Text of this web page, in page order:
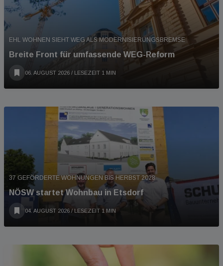
EHL WOHNEN SIEHT WEG ALS MODERNISIERUNGSBREMSE
Breite Front für umfassende WEG-Reform
06. AUGUST 2026 / LESEZEIT 1 MIN
37 GEFÖRDERTE WOHNUNGEN BIS HERBST 2028
NÖSW startet Wohnbau in Etsdorf
04. AUGUST 2026 / LESEZEIT 1 MIN